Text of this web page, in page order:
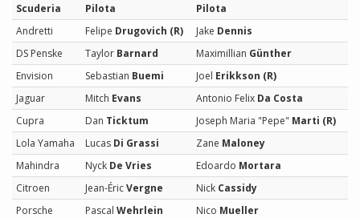
Scuderia
Pilota
Pilota
Andretti
Felipe Drugovich (R) Jake Dennis
DS Penske
Taylor Barnard Maximillian Günther
Envision
Sebastian Buemi Joel Erikkson (R)
Jaguar
Mitch Evans Antonio Felix Da Costa
Cupra
Dan Ticktum Joseph Maria "Pepe" Marti (R)
Lola Yamaha
Lucas Di Grassi Zane Maloney
Mahindra
Nyck De Vries Edoardo Mortara
Citroen
Jean-ÉricVergne Nick Cassidy
Porsche
Pascal Wehrlein Nico Mueller